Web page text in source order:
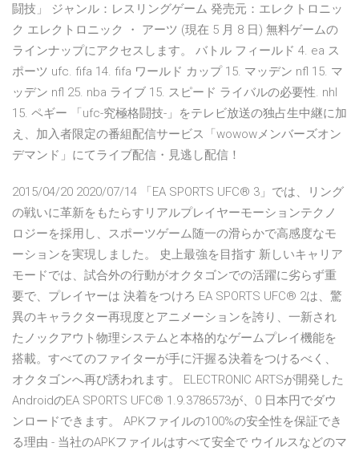
闘技」 ジャンル：レスリングゲーム 発売元：エレクトロニッ
ク エレクトロニック ・ アーツ (現在 5 月 8 日) 無料ゲームの
ラインナップにアクセスします。 バトル フィールド 4. ea ス
ポーツ ufc. fifa 14. fifa ワールド カップ 15. マッデン nfl 15. マ
ッデン nfl 25. nba ライブ 15. スピード ライバルの必要性. nhl
15. ペギー 「ufc-究極格闘技-」をテレビ放送の独占生中継に加
え、加入者限定の番組配信サービス「wowowメンバーズオン
デマンド」にてライブ配信・見逃し配信！
2015/04/20 2020/07/14 「EA SPORTS UFC® 3」では、リング
の戦いに革新をもたらすリアルプレイヤーモーションテクノ
ロジーを採用し、スポーツゲーム随一の滑らかで高感度なモ
ーションを実現しました。 史上最強を目指す 新しいキャリア
モードでは、試合外の行動がオクタゴンでの活躍に劣らず重
要で、プレイヤーは 決着をつけろ EA SPORTS UFC® 2は、驚
異のキャラクター再現度とアニメーションを誇り、一新され
たノックアウト物理システムと本格的なゲームプレイ機能を
搭載。すべてのファイターが手に汗握る決着をつけるべく、
オクタゴンへ再び誘われます。 ELECTRONIC ARTSが開発した
AndroidのEA SPORTS UFC® 1.9.3786573が、0 日本円でダウ
ンロードできます。 APKファイルの100%の安全性を保証でき
る理由 - 当社のAPKファイルはすべて安全で ウイルスなどのマ